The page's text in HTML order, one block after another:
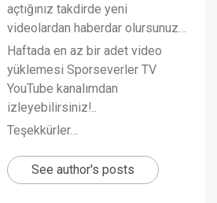
açtığınız takdirde yeni
videolardan haberdar olursunuz…
Haftada en az bir adet video
yüklemesi Sporseverler TV
YouTube kanalımdan
izleyebilirsiniz!..
Teşekkürler…
See author's posts